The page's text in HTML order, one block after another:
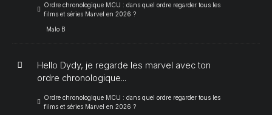
Ordre chronologique MCU : dans quel ordre regarder tous les
films et séries Marvel en 2026 ?
Malo B
Hello Dydy, je regarde les marvel avec ton
ordre chronologique...
Ordre chronologique MCU : dans quel ordre regarder tous les
films et séries Marvel en 2026 ?